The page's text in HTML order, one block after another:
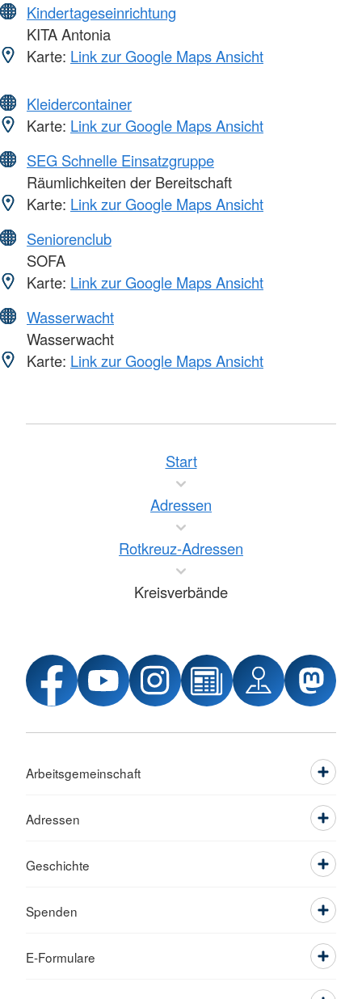
Kindertageseinrichtung
KITA Antonia
Karte: Link zur Google Maps Ansicht
Kleidercontainer
Karte: Link zur Google Maps Ansicht
SEG Schnelle Einsatzgruppe
Räumlichkeiten der Bereitschaft
Karte: Link zur Google Maps Ansicht
Seniorenclub
SOFA
Karte: Link zur Google Maps Ansicht
Wasserwacht
Wasserwacht
Karte: Link zur Google Maps Ansicht
Start
Adressen
Rotkreuz-Adressen
Kreisverbände
Arbeitsgemeinschaft
Adressen
Geschichte
Spenden
E-Formulare